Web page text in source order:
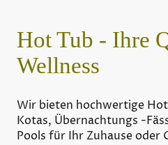
Hot Tub - Ihre
Wellness
Wir bieten hochwertige Hot
Kotas, Übernachtungs -
Pools für Ihr Zuhause oder